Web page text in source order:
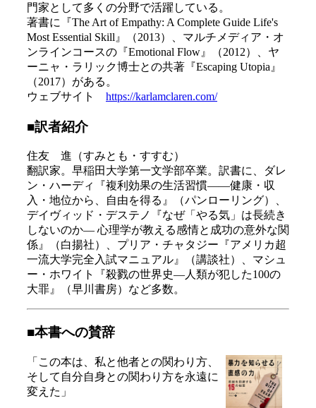
門家として多くの分野で活躍している。
著書に『The Art of Empathy: A Complete Guide Life's
Most Essential Skill』（2013）、マルチメディア・オ
ンラインコースの『Emotional Flow』（2012）、ヤ
ーニャ・ラリック博士との共著『Escaping Utopia』
（2017）がある。
ウェブサイト https://karlamclaren.com/
■訳者紹介
住友 進（すみとも・すすむ）
翻訳家。早稲田大学第一文学部卒業。訳書に、ダレ
ン・ハーディ『複利効果の生活習慣――健康・収
入・地位から、自由を得る』（パンローリング）、
デイヴィッド・デステノ『なぜ「やる気」は長続き
しないのか― 心理学が教える感情と成功の意外な関
係』（白揚社）、プリア・チャタジー『アメリカ超
一流大学完全入試マニュアル』（講談社）、マシュ
ー・ホワイト『殺戮の世界史―人類が犯した100の
大罪』（早川書房）など多数。
■本書への賛辞
「この本は、私と他者との関わり方、
そして自分自身との関わり方を永遠に
変えた」